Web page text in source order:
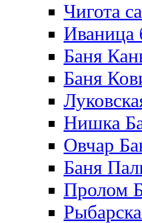
Чигота
Иваница
Баня
Баня
Нишка
Овчар
Баня
Пролом